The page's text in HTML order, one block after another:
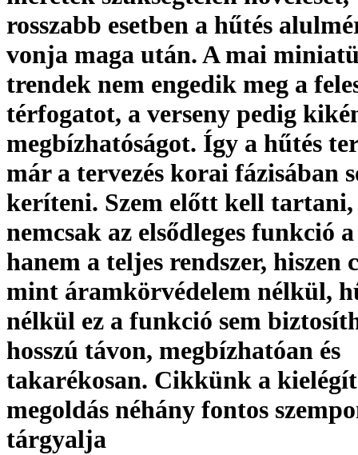
rosszabb esetben a hűtés
vonja maga után. A mai
trendek nem engedik meg a
térfogatot, a verseny pedig
megbízhatóságot. Így a hűtés
már a tervezés korai fázisában
keríteni. Szem előtt kell tartani,
nemcsak az elsődleges funkció
hanem a teljes rendszer, hiszen
mint áramkörvédelem nélkül,
nélkül ez a funkció sem
hosszú távon, megbízhatóan és
takarékosan. Cikkünk a
megoldás néhány fontos
tárgyalja